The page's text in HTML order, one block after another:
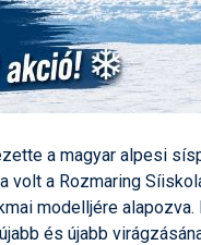
a magyar alpesi
volt a Rozmaring
modelljére alapozva.
és újabb